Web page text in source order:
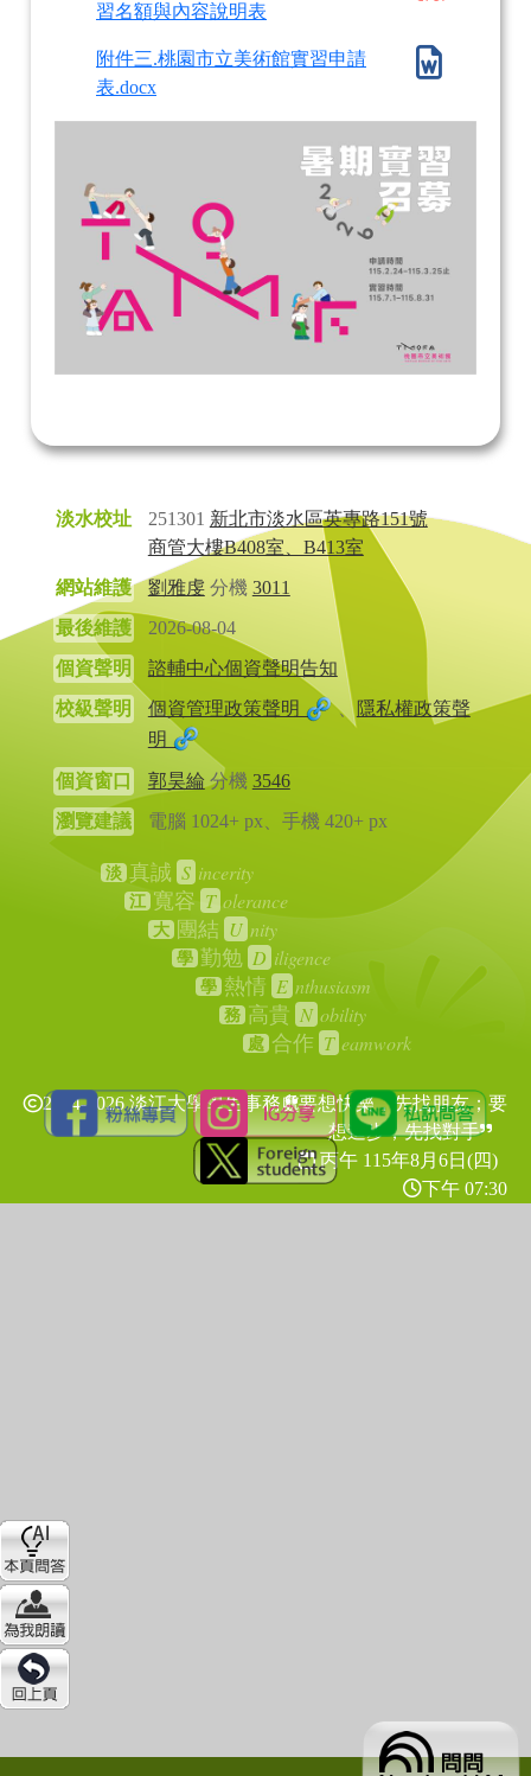
習名額與內容說明表
附件三.桃園市立美術館實習申請
表.docx
淡水校址 251301 新北市淡水區英專路151號
商管大樓B408室、B413室
網站維護
劉雅虔分機 3011
最後維護
2026-08-04
個資聲明
諮輔中心個資聲明告知
校級聲明
個資管理政策聲明 、 隱私權政策聲
明
個資窗口 郭昊綸 分機 3546
瀏覽建議
電腦 1024+ px、手機 420+ px
淡 真誠 S incerity
江 寬容 T olerance
大 團結 U nity
學 勤勉 D iligence
學 熱情 E nthusiasm
務 高貴 N obility
處 合作 T eamwork
2024-2026 淡江大學學生事務處要想快樂，先找朋友；要
想進步，先找對手
丙午 115年8月6日(四)
下午 07:30